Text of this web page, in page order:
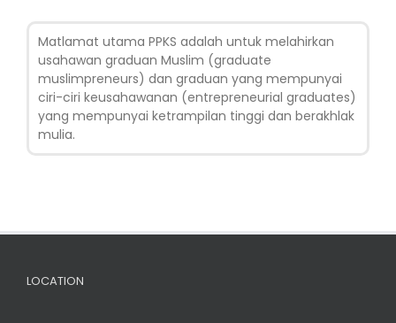
Matlamat utama PPKS adalah untuk melahirkan
usahawan graduan Muslim (graduate
muslimpreneurs) dan graduan yang mempunyai
ciri-ciri keusahawanan (entrepreneurial graduates)
yang mempunyai ketrampilan tinggi dan berakhlak
mulia.
LOCATION